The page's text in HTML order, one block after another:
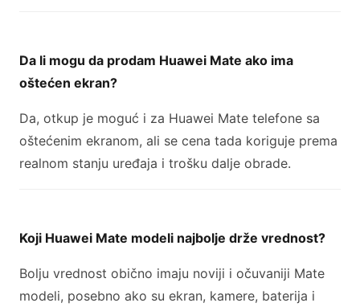
Da li mogu da prodam Huawei Mate ako ima
oštećen ekran?
Da, otkup je moguć i za Huawei Mate telefone sa
oštećenim ekranom, ali se cena tada koriguje prema
realnom stanju uređaja i trošku dalje obrade.
Koji Huawei Mate modeli najbolje drže vrednost?
Bolju vrednost obično imaju noviji i očuvaniji Mate
modeli, posebno ako su ekran, kamere, baterija i